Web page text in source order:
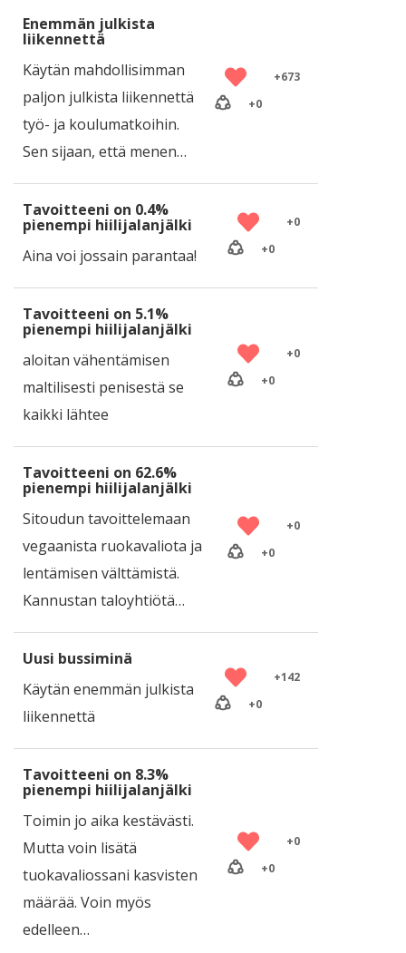
Enemmän julkista
liikennettä
Käytän mahdollisimman
paljon julkista liikennettä
työ- ja koulumatkoihin.
Sen sijaan, että menen…
+673
+0
Tavoitteeni on 0.4%
pienempi hiilijalanjälki
Aina voi jossain parantaa!
+0
+0
Tavoitteeni on 5.1%
pienempi hiilijalanjälki
aloitan vähentämisen
maltilisesti penisestä se
kaikki lähtee
+0
+0
Tavoitteeni on 62.6%
pienempi hiilijalanjälki
Sitoudun tavoittelemaan
vegaanista ruokavaliota ja
lentämisen välttämistä.
Kannustan taloyhtiötä…
+0
+0
Uusi bussiminä
Käytän enemmän julkista
liikennettä
+142
+0
Tavoitteeni on 8.3%
pienempi hiilijalanjälki
Toimin jo aika kestävästi.
Mutta voin lisätä
tuokavaliossani kasvisten
määrää. Voin myös
edelleen…
+0
+0